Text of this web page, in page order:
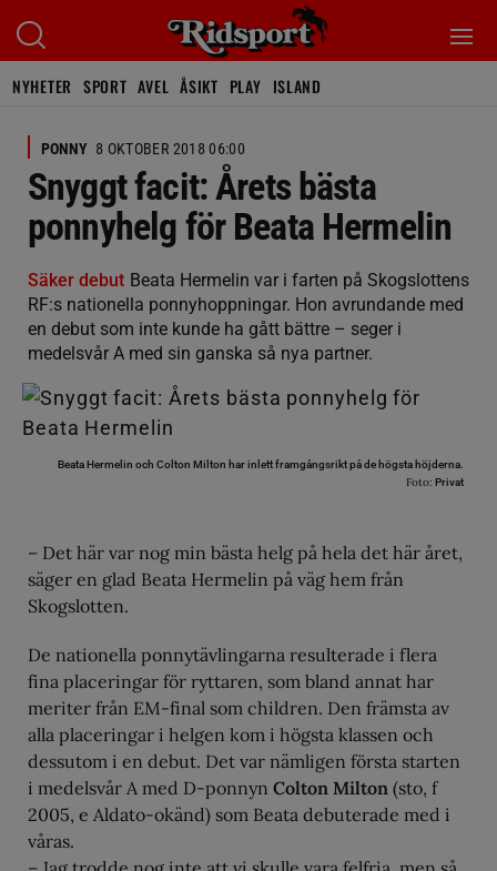
NYHETER SPORT AVEL ÅSIKT PLAY ISLAND
PONNY 8 OKTOBER 2018 06:00
Snyggt facit: Årets bästa
ponnyhelg för Beata Hermelin
Säker debut Beata Hermelin var i farten på Skogslottens
RF:s nationella ponnyhoppningar. Hon avrundande med
en debut som inte kunde ha gått bättre – seger i
medelsvår A med sin ganska så nya partner.
Beata Hermelin och Colton Milton har inlett framgångsrikt på de högsta höjderna.
Foto: Privat
– Det här var nog min bästa helg på hela det här året,
säger en glad Beata Hermelin på väg hem från
Skogslotten.
De nationella ponnytävlingarna resulterade i flera
fina placeringar för ryttaren, som bland annat har
meriter från EM-final som children. Den främsta av
alla placeringar i helgen kom i högsta klassen och
dessutom i en debut. Det var nämligen första starten
i medelsvår A med D-ponnyn Colton Milton (sto, f
2005, e Aldato-okänd) som Beata debuterade med i
våras.